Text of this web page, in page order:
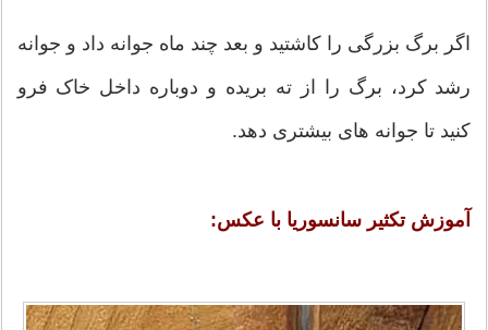
اگر برگ بزرگی را کاشتید و بعد چند ماه جوانه داد و جوانه
رشد کرد، برگ را از ته بریده و دوباره داخل خاک فرو
کنید تا جوانه های بیشتری دهد.
آموزش تکثیر سانسوریا با عکس: